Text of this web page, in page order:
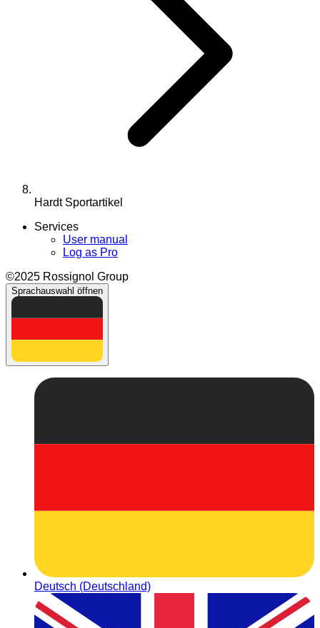
Hardt Sportartikel
Services
User manual
Log as Pro
©2025 Rossignol Group
Sprachauswahl öffnen
Deutsch (Deutschland)